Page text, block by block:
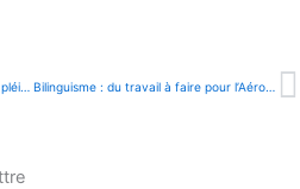
Les six récipiendaires de l’ordre de la pléiade dévoilés 2023 |ONFR+| Bilinguisme : du travail à faire pour l’Aéroport de Regina en Saskatchewan |RADIO-CANADA|